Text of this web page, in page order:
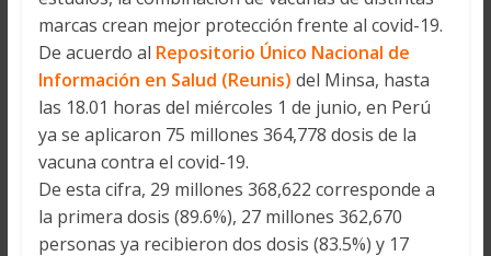
marcas crean mejor protección frente al covid-19.
De acuerdo al Repositorio Único Nacional de
Información en Salud (Reunis) del Minsa, hasta
las 18.01 horas del miércoles 1 de junio, en Perú
ya se aplicaron 75 millones 364,778 dosis de la
vacuna contra el covid-19.
De esta cifra, 29 millones 368,622 corresponde a
la primera dosis (89.6%), 27 millones 362,670
personas ya recibieron dos dosis (83.5%) y 17